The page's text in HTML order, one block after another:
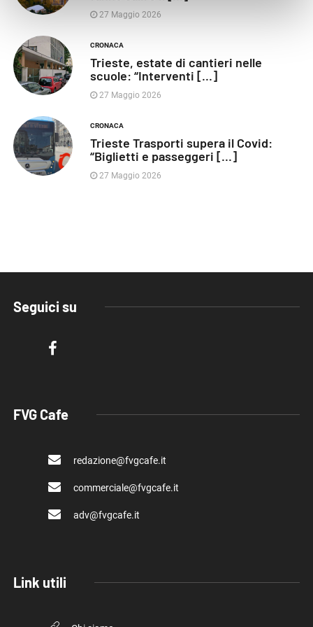
27 Maggio 2026
CRONACA
Trieste, estate di cantieri nelle
scuole: “Interventi [...]
27 Maggio 2026
CRONACA
Trieste Trasporti supera il Covid:
“Biglietti e passeggeri [...]
27 Maggio 2026
Seguici su
FVG Cafe
redazione@fvgcafe.it
commerciale@fvgcafe.it
adv@fvgcafe.it
Link utili